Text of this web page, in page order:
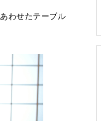
わせたテーブル